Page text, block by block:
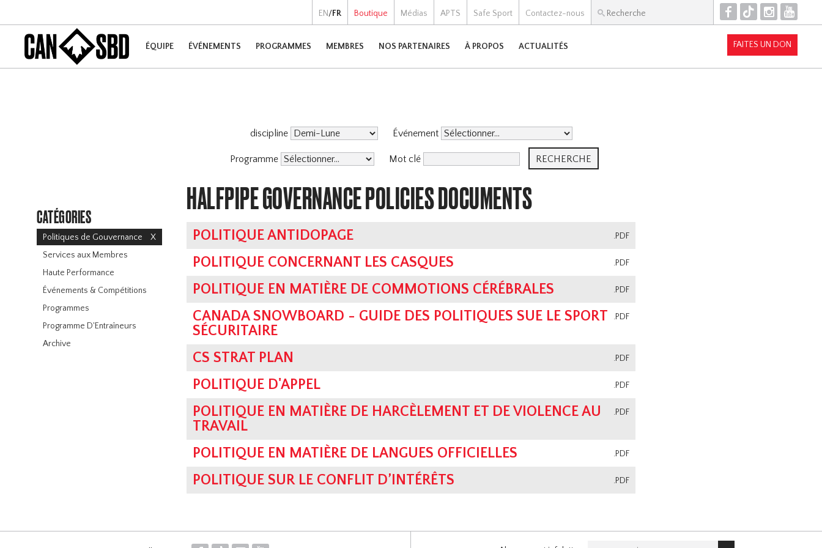
EN/FR Boutique Médias APTS Safe Sport Contactez-nous F T I Y
ÉQUIPE ÉVÉNEMENTS PROGRAMMES MEMBRES NOS PARTENAIRES À PROPOS ACTUALITÉS FAITES UN DON
CATÉGORIES
Politiques de Gouvernance
X
Services aux Membres
Haute Performance
Événements & Compétitions
Programmes
Programme D'Entraîneurs
Archive
discipline Événement
Programme Mot clé
HALFPIPE GOVERNANCE POLICIES DOCUMENTS
.PDF
POLITIQUE ANTIDOPAGE
.PDF
POLITIQUE CONCERNANT LES CASQUES
.PDF
POLITIQUE EN MATIÈRE DE COMMOTIONS CÉRÉBRALES
.PDF
CANADA SNOWBOARD - GUIDE DES POLITIQUES SUE LE SPORT
SÉCURITAIRE
.PDF
CS STRAT PLAN
.PDF
POLITIQUE D'APPEL
.PDF
POLITIQUE EN MATIÈRE DE HARCÈLEMENT ET DE VIOLENCE AU
TRAVAIL
.PDF
POLITIQUE EN MATIÈRE DE LANGUES OFFICIELLES
.PDF
POLITIQUE SUR LE CONFLIT D’INTÉRÊTS